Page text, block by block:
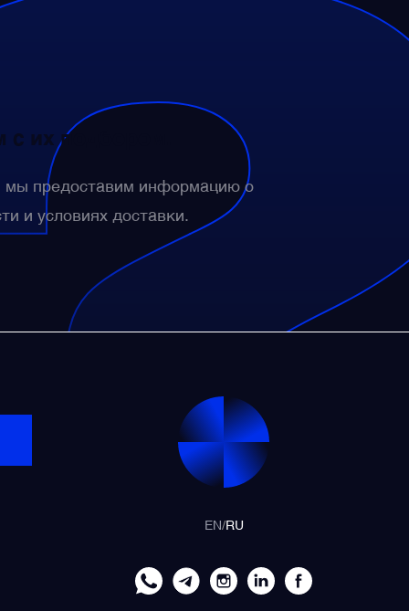
их подбором.
предоставим информацию о
и условиях доставки.
EN/RU